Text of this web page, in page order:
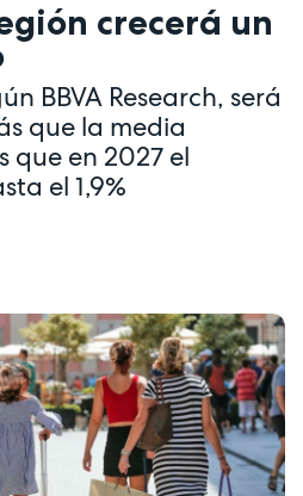
crecerá un
BBVA Research, será
que la media
que en 2027 el
el 1,9%